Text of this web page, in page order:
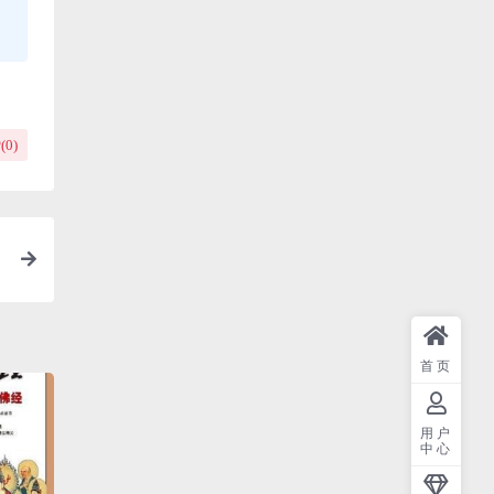
0)
首页
用户
中心